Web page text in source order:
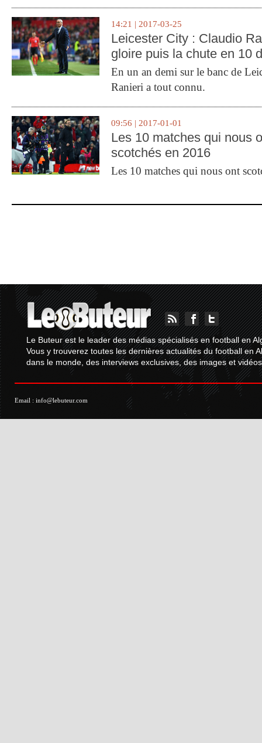
14:21 | 2017-03-25
Leicester City : Claudio
gloire puis la chute en 10
En un an demi sur le banc de
Ranieri a tout connu.
09:56 | 2017-01-01
Les 10 matches qui nous
scotchés en 2016
Les 10 matches qui nous ont
Le Buteur est le leader des médias spécialisés en football en
Vous y trouverez toutes les dernières actualités du football en
dans le monde, des interviews exclusives, des images et
Email : info@lebuteur.com